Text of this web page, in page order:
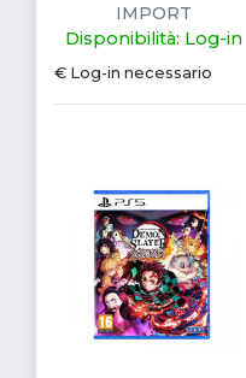
IMPORT
Disponibilità: Log-in
€ Log-in necessario